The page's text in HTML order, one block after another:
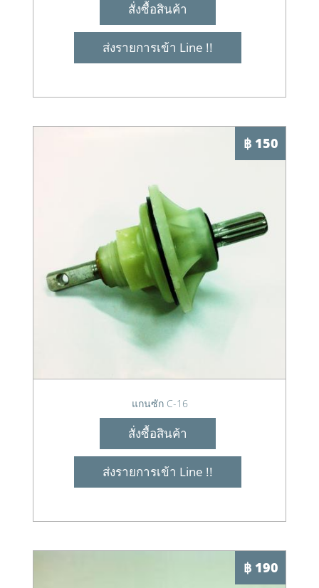
สั่งซื้อสินค้า
ส่งรายการเข้า Line !!
฿ 150
แกนซัก C-16
สั่งซื้อสินค้า
ส่งรายการเข้า Line !!
฿ 190